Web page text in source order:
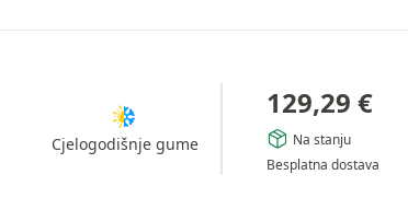
Cjelogodišnje gume
129,29 €
Na stanju
Besplatna dostava